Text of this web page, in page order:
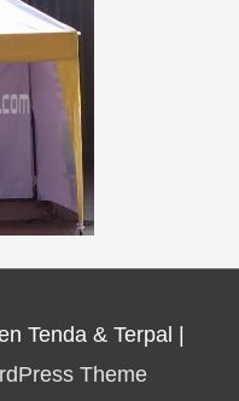
Tenda & Terpal |
Theme